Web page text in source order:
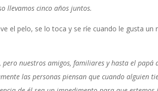
llevamos cinco años juntos.
el pelo, se lo toca y se ríe cuando le gusta un
nuestros amigos, familiares y hasta el papá
las personas piensan que cuando alguien